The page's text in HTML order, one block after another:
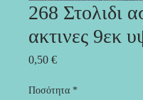
268 Στολιδι
ακτινες 9εκ
0,50 €Τιμή
Ποσότητα *